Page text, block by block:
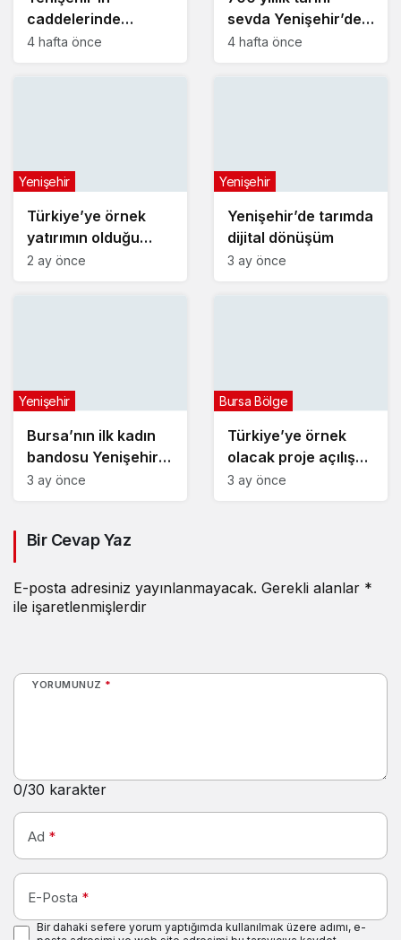
caddelerinde
konforlu yolculuk
4 hafta önce
sevda Yenişehir’de
yeniden hayat buldu
4 hafta önce
Türkiye’ye örnek
yatırımın olduğu
alana jandarma
Yenişehir
2 ay önce
Yenişehir’de tarımda
dijital dönüşüm
Yenişehir
3 ay önce
Bursa’nın ilk kadın
bandosu Yenişehir
sokaklarında
Yenişehir
3 ay önce
Türkiye’ye örnek
olacak proje açılış
gün sayıyor
Bursa Bölge
3 ay önce
Bir Cevap Yaz
E-posta adresiniz yayınlanmayacak. Gerekli alanlar *
ile işaretlenmişlerdir
YORUMUNUZ *
0/30 karakter
Ad *
E-Posta *
Bir dahaki sefere yorum yaptığımda kullanılmak üzere adımı, e-